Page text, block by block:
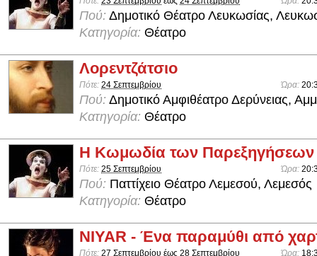
Πού: Δημοτικό Θέατρο Λευκωσίας,
Κατηγορία: Θέατρο
Λορεντζάτσιο
Πότε: 24 Σεπτεμβρίου Ώρα:
Πού: Δημοτικό Αμφιθέατρο Δερύνειας,
Κατηγορία: Θέατρο
Η Κωμωδία των Παρεξηγήσεων
Πότε: 25 Σεπτεμβρίου Ώρα:
Πού: Παττίχειο Θέατρο Λεμεσού, Λεμεσός
Κατηγορία: Θέατρο
NIYAR - Ένα παραμύθι από
Πότε: 27 Σεπτεμβρίου έως 28 Σεπτεμβρίου Ώρα: